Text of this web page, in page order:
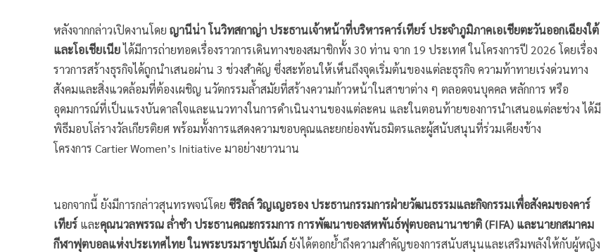
หลังจากกล่าวเปิดงานโดย ญานีน่า โนวิทสกาญ่า ประธานเจ้าหน้าที่บริหารคาร์เทียร์ ประจำภูมิภาคเอเชียตะวันออกเฉียงใต้
และโอเชียเนียได้มีการถ่ายทอดเรื่องราวการเดินทางของสมาชิกทั้ง 30 ท่าน จาก 19 ประเทศ ในโครงการปี 2026 โดยเรื่อง
ราวการสร้างธุรกิจได้ถูกนำเสนอผ่าน 3 ช่วงสำคัญ ซึ่งสะท้อนให้เห็นถึงจุดเริ่มต้นของแต่ละธุรกิจ ความท้าทายเร่งด่วนทาง
สังคมและสิ่งแวดล้อมที่ต้องเผชิญ นวัตกรรมล้ำสมัยที่สร้างความก้าวหน้าในสาขาต่าง ๆ ตลอดจนบุคคล หลักการ หรือ
อุดมการณ์ที่เป็นแรงบันดาลใจและแนวทางในการดำเนินงานของแต่ละคน และในตอนท้ายของการนำเสนอแต่ละช่วง ได้มี
พิธีมอบโล่รางวัลเกียรติยศ พร้อมทั้งการแสดงความขอบคุณและยกย่องพันธมิตรและผู้สนับสนุนที่ร่วมเคียงข้าง
โครงการ Cartier Women’s Initiative มาอย่างยาวนาน
นอกจากนี้ ยังมีการกล่าวสุนทรพจน์โดย ซีริลล์ วิญเญอรอง ประธานกรรมการฝ่ายวัฒนธรรมและกิจกรรมเพื่อสังคมของคาร์
เทียร์ และคุณนวลพรรณ ล่ำซำ ประธานคณะกรรมการ การพัฒนาของสหพันธ์ฟุตบอลนานาชาติ (FIFA) และนายกสมาคม
กีฬาฟุตบอลแห่งประเทศไทย ในพระบรมราชูปถัมภ์ยังได้ตอกย้ำถึงความสำคัญของการสนับสนุนและเสริมพลังให้กับผู้หญิง